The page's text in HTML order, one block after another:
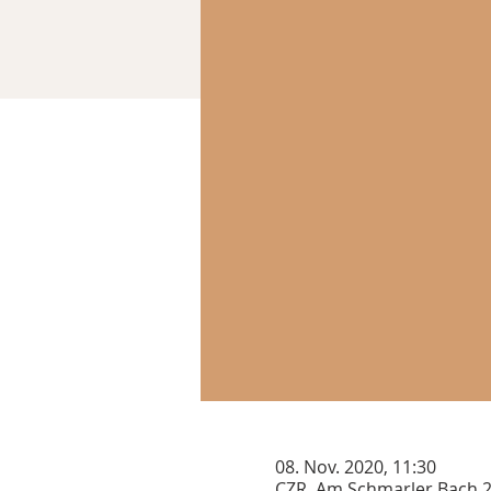
08. Nov. 2020, 11:30